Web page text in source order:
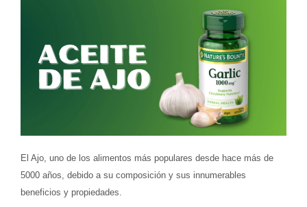
El Ajo, uno de los alimentos más populares desde hace más de
5000 años, debido a su composición y sus innumerables
beneficios y propiedades.